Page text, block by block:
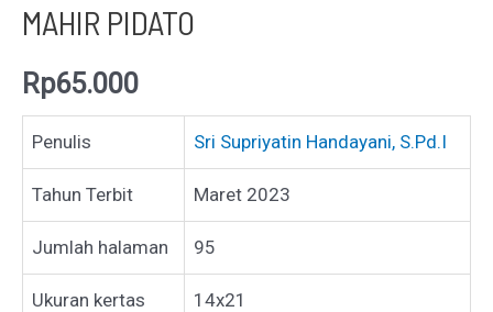
MAHIR PIDATO
Rp65.000
Penulis Sri Supriyatin Handayani, S.Pd.I
Tahun Terbit Maret 2023
Jumlah halaman 95
Ukuran kertas 14x21